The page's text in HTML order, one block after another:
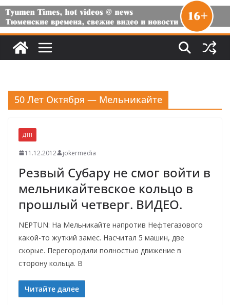
50 Лет Октября — Мельникайте
ДТП
11.12.2012 jokermedia
Резвый Субару не смог войти в
мельникайтевское кольцо в
прошлый четверг. ВИДЕО.
NEPTUN: На Мельникайте напротив Нефтегазового
какой-то жуткий замес. Насчитал 5 машин, две
скорые. Перегородили полностью движение в
сторону кольца. В
Читайте далее